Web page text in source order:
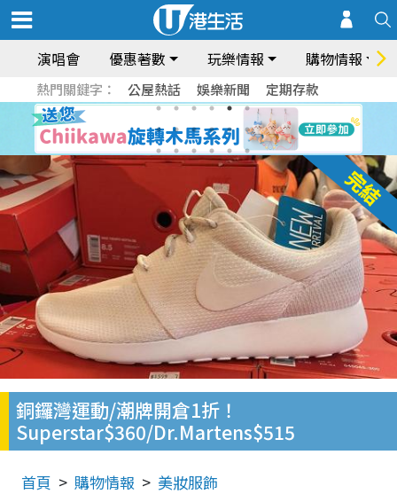
演唱會 優惠著數 玩樂情報 購物情報
熱門關鍵字： 公屋熱話 娛樂新聞 定期存款
銅鑼灣運動/潮牌開倉1折！
Superstar$360/Dr.Martens$515
首頁 購物情報 美妝服飾